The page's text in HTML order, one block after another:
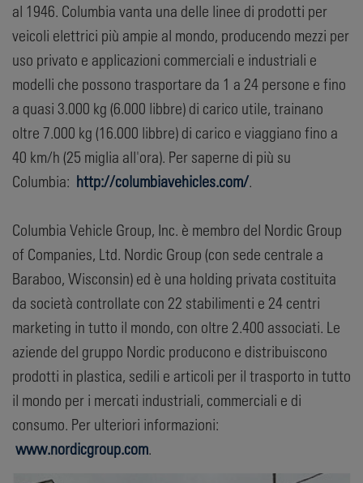
al 1946. Columbia vanta una delle linee di prodotti per
veicoli elettrici più ampie al mondo, producendo mezzi per
uso privato e applicazioni commerciali e industriali e
modelli che possono trasportare da 1 a 24 persone e fino
a quasi 3.000 kg (6.000 libbre) di carico utile, trainano
oltre 7.000 kg (16.000 libbre) di carico e viaggiano fino a
40 km/h (25 miglia all'ora). Per saperne di più su
Columbia: http://columbiavehicles.com/.
Columbia Vehicle Group, Inc. è membro del Nordic Group
of Companies, Ltd. Nordic Group (con sede centrale a
Baraboo, Wisconsin) ed è una holding privata costituita
da società controllate con 22 stabilimenti e 24 centri
marketing in tutto il mondo, con oltre 2.400 associati. Le
aziende del gruppo Nordic producono e distribuiscono
prodotti in plastica, sedili e articoli per il trasporto in tutto
il mondo per i mercati industriali, commerciali e di
consumo. Per ulteriori informazioni:
www.nordicgroup.com.